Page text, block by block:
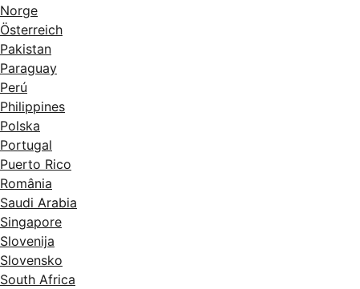
Norge
Österreich
Pakistan
Paraguay
Perú
Philippines
Polska
Portugal
Puerto Rico
România
Saudi Arabia
Singapore
Slovenija
Slovensko
South Africa